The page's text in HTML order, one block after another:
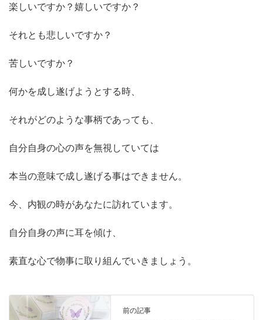
楽しいですか？嬉しいですか？
それとも悲しいですか？
苦しいですか？
何かを成し遂げようとする時、
それがどのような事柄であっても、
自分自身の心の声を無視していては
本当の意味で成し遂げる事はできません。
今、内観の時があなたに訪れています。
自分自身の声に耳を傾け、
素直な心で物事に取り組んでいきましょう。
前の記事